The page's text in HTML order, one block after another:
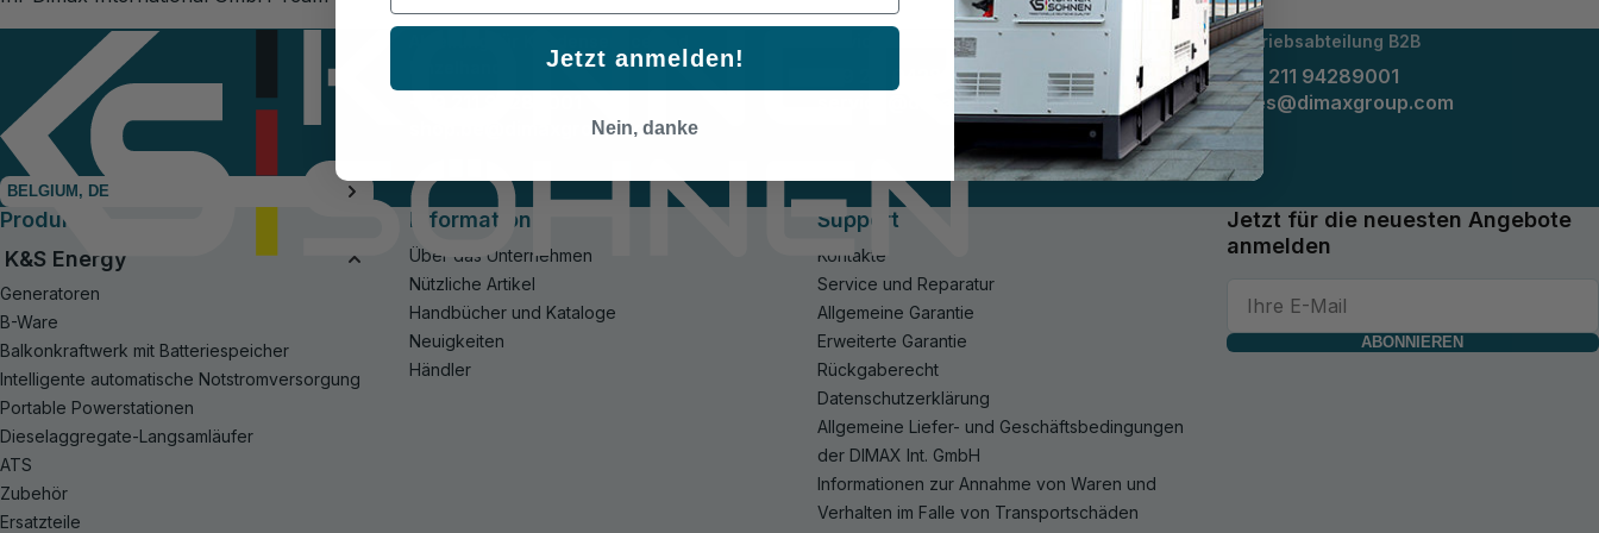
shop.be@dimaxgroup.com
Serviceabteilung
+49 211 94289001
service@dimaxgroup.com
Vertriebsabteilung B2B
+49 211 94289001
sales@dimaxgroup.com
BELGIUM, DE
Produkte
K&S Energy
Generatoren
B-Ware
Balkonkraftwerk mit Batteriespeicher
Intelligente automatische Notstromversorgung
Portable Powerstationen
Dieselaggregate-Langsamläufer
ATS
Zubehör
Ersatzteile
Information
Über das Unternehmen
Nützliche Artikel
Handbücher und Kataloge
Neuigkeiten
Händler
Support
Kontakte
Service und Reparatur
Allgemeine Garantie
Erweiterte Garantie
Rückgaberecht
Datenschutzerklärung
Allgemeine Liefer- und Geschäftsbedingungen
der DIMAX Int. GmbH
Informationen zur Annahme von Waren und
Verhalten im Falle von Transportschäden
Jetzt für die neuesten Angebote
anmelden
ABONNIEREN
Jetzt anmelden!
Nein, danke